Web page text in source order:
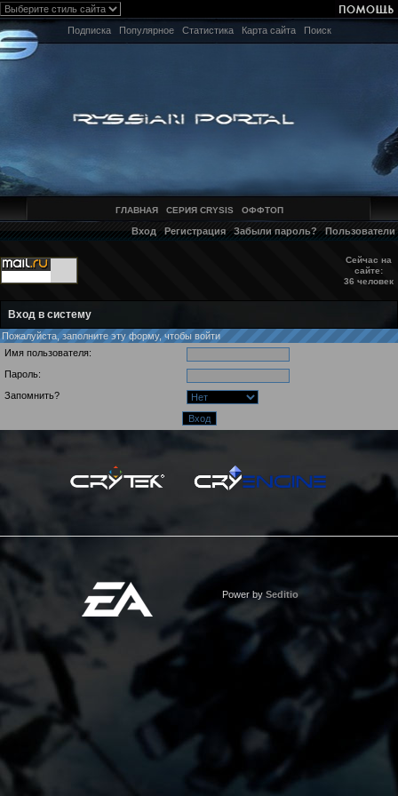
Подписка Популярное Статистика Карта сайта Поиск
ГЛАВНАЯ СЕРИЯ CRYSIS ОФФТОП
Вход Регистрация Забыли пароль? Пользователи
Сейчас на
сайте:
36 человек
Вход в систему
Пожалуйста, заполните эту форму, чтобы войти
Имя пользователя:
Пароль:
Запомнить?
Power by Seditio